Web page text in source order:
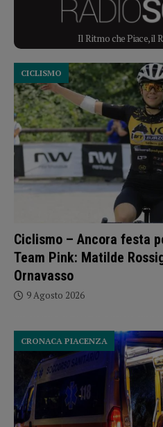
Il Ritmo che Piace, il
Ciclismo – Ancora festa
Team Pink: Matilde
Ornavasso
CICLISMO
9 Agosto 2026
CRONACA PIACENZA